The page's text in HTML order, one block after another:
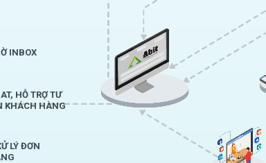
HỖ TRỢ TƯ
KHÁCH HÀNG
INBOX
LÝ ĐƠN